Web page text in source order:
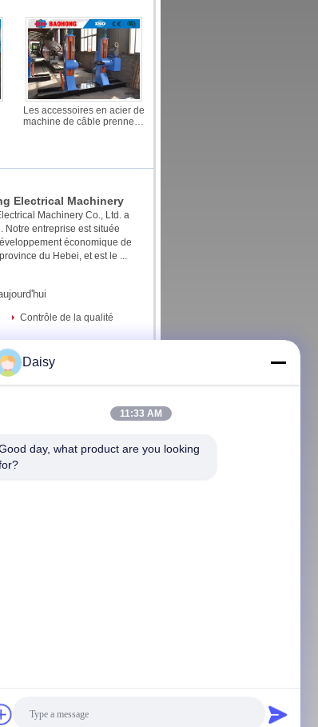
Les accessoires en acier de
machine de câble prennent/
Electrical Machinery
Machinery Co., Ltd. a
Notre entreprise est située
économique de
du Hebei, et est le ...
Contrôle de la qualité
Twisting
Co., Ltd.. All Rights Reserved.
Daisy
11:33 AM
day, what product are you looking